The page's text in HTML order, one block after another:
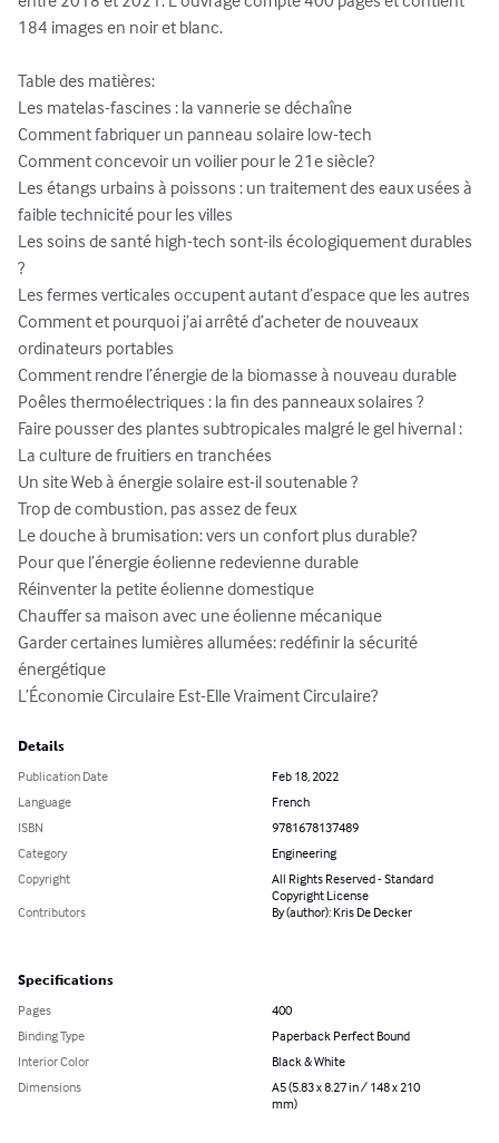
184 images en noir et blanc.
Table des matières:
Les matelas-fascines : la vannerie se déchaîne
Comment fabriquer un panneau solaire low-tech
Comment concevoir un voilier pour le 21e siècle?
Les étangs urbains à poissons : un traitement des eaux usées à
faible technicité pour les villes
Les soins de santé high-tech sont-ils écologiquement durables
?
Les fermes verticales occupent autant d’espace que les autres
Comment et pourquoi j’ai arrêté d’acheter de nouveaux
ordinateurs portables
Comment rendre l’énergie de la biomasse à nouveau durable
Poêles thermoélectriques : la fin des panneaux solaires ?
Faire pousser des plantes subtropicales malgré le gel hivernal :
La culture de fruitiers en tranchées
Un site Web à énergie solaire est-il soutenable ?
Trop de combustion, pas assez de feux
Le douche à brumisation: vers un confort plus durable?
Pour que l’énergie éolienne redevienne durable
Réinventer la petite éolienne domestique
Chauffer sa maison avec une éolienne mécanique
Garder certaines lumières allumées: redéfinir la sécurité
énergétique
L’Économie Circulaire Est-Elle Vraiment Circulaire?
Details
Publication Date
Feb 18, 2022
Language
French
ISBN
9781678137489
Category
Engineering
Copyright
All Rights Reserved - Standard
Copyright License
Contributors
By (author): Kris De Decker
Specifications
Pages
400
Binding Type
Paperback Perfect Bound
Interior Color
Black & White
Dimensions
A5 (5.83 x 8.27 in / 148 x 210
mm)